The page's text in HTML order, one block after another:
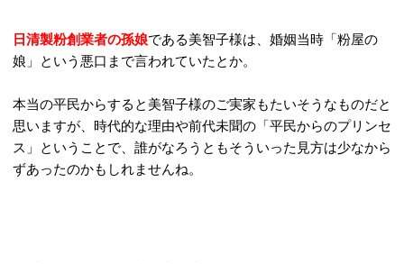
日清製粉創業者の孫娘である美智子様は、婚姻当時「粉屋の
娘」という悪口まで言われていたとか。
本当の平民からすると美智子様のご実家もたいそうなものだと
思いますが、時代的な理由や前代未聞の「平民からのプリンセ
ス」ということで、誰がなろうともそういった見方は少なから
ずあったのかもしれませんね。